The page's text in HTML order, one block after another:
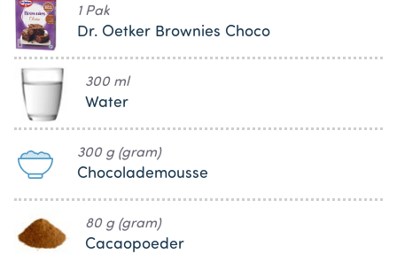
1 Pak
Dr. Oetker Brownies Choco
300 ml
Water
300 g (gram)
Chocolademousse
80 g (gram)
Cacaopoeder